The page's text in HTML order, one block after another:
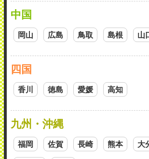
中国
岡山 広島 鳥取 島根 山
四国
香川 徳島 愛媛 高知
九州・沖縄
福岡 佐賀 長崎 熊本 大